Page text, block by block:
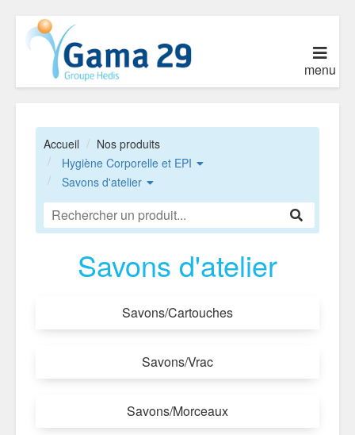
menu
Accueil
Nos produits
Hygiène Corporelle et EPI
Savons d'atelier
Savons d'atelier
Savons/Cartouches
Savons/Vrac
Savons/Morceaux